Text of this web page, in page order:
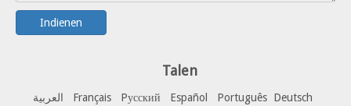
Indienen
Talen
العربية Français Pусский Español Português Deutsch